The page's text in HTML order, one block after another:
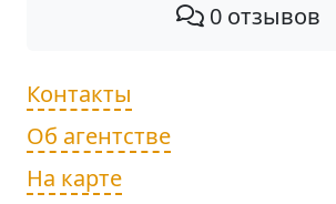
0 отзывов
Контакты
Об агентстве
На карте